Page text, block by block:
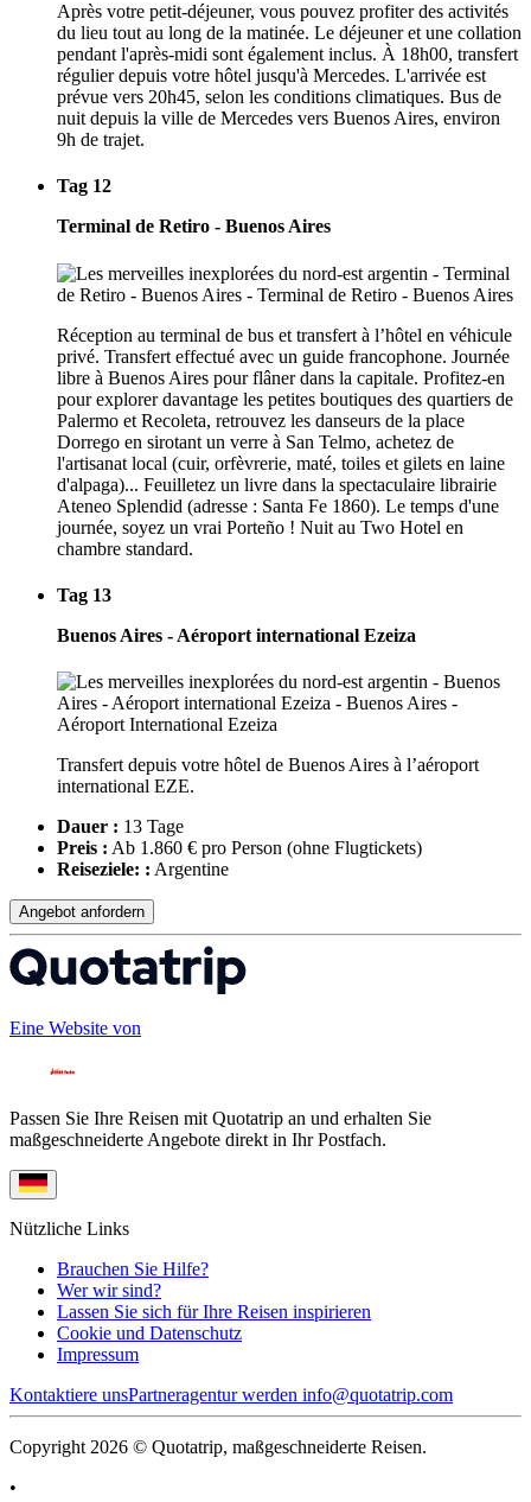
Après votre petit-déjeuner, vous pouvez profiter des activités
du lieu tout au long de la matinée. Le déjeuner et une collation
pendant l'après-midi sont également inclus. À 18h00, transfert
régulier depuis votre hôtel jusqu'à Mercedes. L'arrivée est
prévue vers 20h45, selon les conditions climatiques. Bus de
nuit depuis la ville de Mercedes vers Buenos Aires, environ
9h de trajet.
Tag 12
Terminal de Retiro - Buenos Aires
Réception au terminal de bus et transfert à l’hôtel en véhicule
privé. Transfert effectué avec un guide francophone. Journée
libre à Buenos Aires pour flâner dans la capitale. Profitez-en
pour explorer davantage les petites boutiques des quartiers de
Palermo et Recoleta, retrouvez les danseurs de la place
Dorrego en sirotant un verre à San Telmo, achetez de
l'artisanat local (cuir, orfèvrerie, maté, toiles et gilets en laine
d'alpaga)... Feuilletez un livre dans la spectaculaire librairie
Ateneo Splendid (adresse : Santa Fe 1860). Le temps d'une
journée, soyez un vrai Porteño ! Nuit au Two Hotel en
chambre standard.
Tag 13
Buenos Aires - Aéroport international Ezeiza
Transfert depuis votre hôtel de Buenos Aires à l’aéroport
international EZE.
Dauer : 13 Tage
Preis : Ab 1.860 € pro Person (ohne Flugtickets)
Reiseziele: : Argentine
Angebot anfordern
Eine Website von
Passen Sie Ihre Reisen mit Quotatrip an und erhalten Sie
maßgeschneiderte Angebote direkt in Ihr Postfach.
Nützliche Links
Brauchen Sie Hilfe?
Wer wir sind?
Lassen Sie sich für Ihre Reisen inspirieren
Cookie und Datenschutz
Impressum
Kontaktiere unsPartneragentur werden info@quotatrip.com
Copyright 2026 © Quotatrip, maßgeschneiderte Reisen.
•